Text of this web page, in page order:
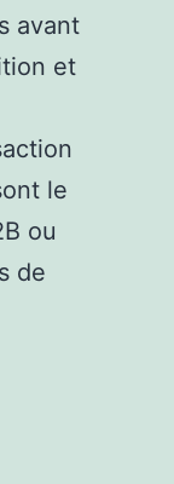
avant
et
le
ou
de